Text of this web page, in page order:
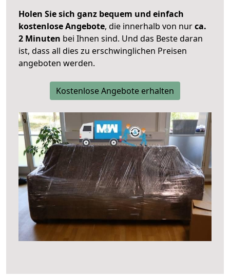
Holen Sie sich ganz bequem und einfach
kostenlose Angebote, die innerhalb von nurca.
2 Minuten bei Ihnen sind. Und das Beste daran
ist, dass all dies zu erschwinglichen Preisen
angeboten werden.
Kostenlose Angebote erhalten